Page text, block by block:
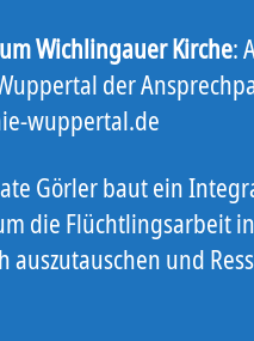
Wichlingauer Kirche:
der
wuppertal.de
Görler baut ein
die Flüchtlingsarbeit
auszutauschen und